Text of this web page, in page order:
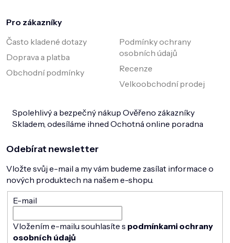
Pro zákazníky
Často kladené dotazy
Doprava a platba
Obchodní podmínky
Podmínky ochrany
osobních údajů
Recenze
Velkoobchodní prodej
Spolehlivý a bezpečný nákup Ověřeno zákazníky
Skladem, odesíláme ihned Ochotná online poradna
Odebírat newsletter
Vložte svůj e-mail a my vám budeme zasílat informace o
nových produktech na našem e-shopu.
E-mail
Vložením e-mailu souhlasíte s podmínkami ochrany
osobních údajů